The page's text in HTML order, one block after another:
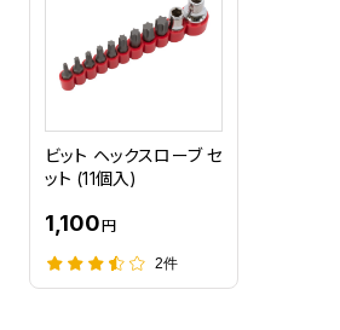
ビット ヘックスローブ セ
ット (11個入)
1,100円
2件